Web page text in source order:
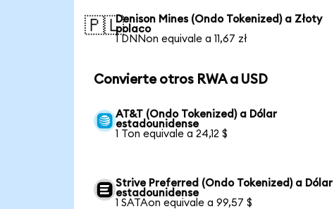
🇵🇱Denison Mines (Ondo Tokenized) a Złoty
polaco
1 DNNon equivale a 11,67 zł
Convierte otros RWA a USD
AT&T (Ondo Tokenized) a Dólar
estadounidense
1 Ton equivale a 24,12 $
Strive Preferred (Ondo Tokenized) a Dólar
estadounidense
1 SATAon equivale a 99,57 $